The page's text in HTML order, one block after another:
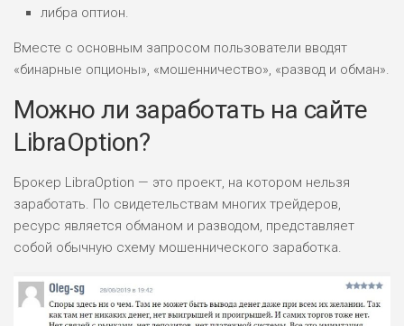
РИСКИ: СРЕДНИЕ
БЮДЖЕТ: НИЗКИЙ
ОБЗОР
ВСЕМ
РИСКИ: НИЗКИЕ
ДОХОД: НИЗКИЙ
БЮДЖЕТ: НИЗКИЙ
ОБЗОР
ПОДОЙДЕТ
ВСЕМ
0
либра оптион.
Вместе с основным запросом пользователи вводят
«бинарные опционы», «мошенничество», «развод и обман».
Можно ли заработать на сайте
LibraOption?
Брокер LibraOption — это проект, на котором нельзя
заработать. По свидетельствам многих трейдеров,
ресурс является обманом и разводом, представляет
собой обычную схему мошеннического заработка.